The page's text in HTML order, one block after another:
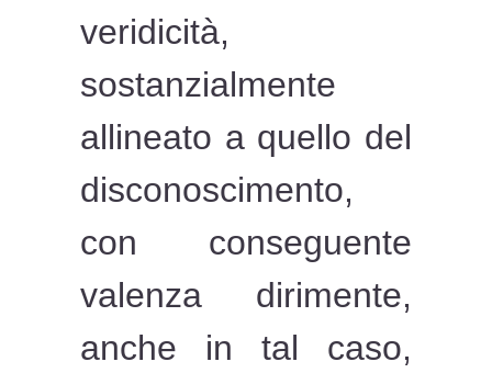
veridicità,
sostanzialmente
allineato a quello del
disconoscimento,
con conseguente
valenza dirimente,
anche in tal caso,